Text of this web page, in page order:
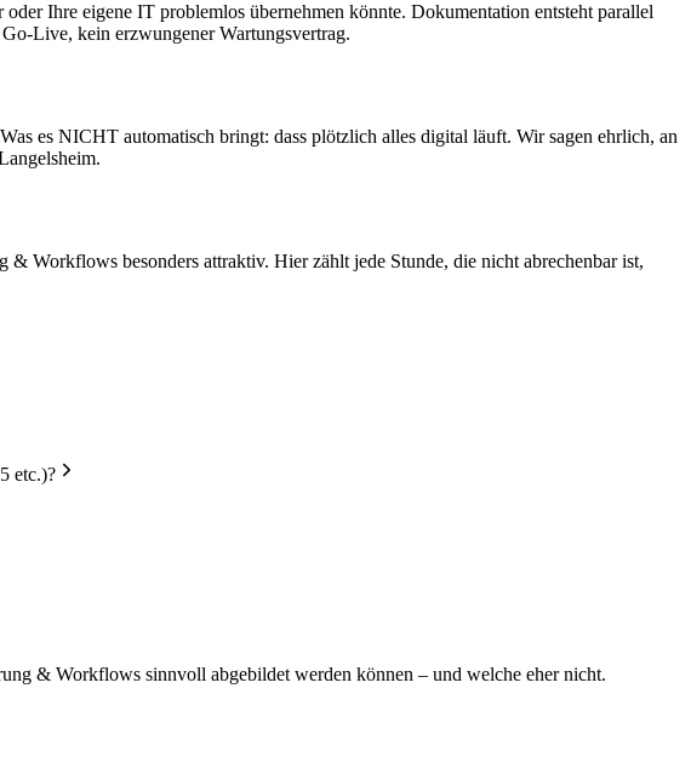
Ihre eigene IT problemlos übernehmen könnte. Dokumentation entsteht parallel
Live, kein erzwungener Wartungsvertrag.
es NICHT automatisch bringt: dass plötzlich alles digital läuft. Wir sagen ehrlich, an
Workflows besonders attraktiv. Hier zählt jede Stunde, die nicht abrechenbar ist,
etc.)?
& Workflows sinnvoll abgebildet werden können – und welche eher nicht.